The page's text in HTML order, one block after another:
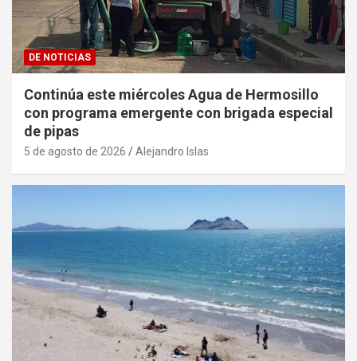
DE NOTICIAS
Continúa este miércoles Agua de Hermosillo
con programa emergente con brigada especial
de pipas
5 de agosto de 2026 Alejandro Islas